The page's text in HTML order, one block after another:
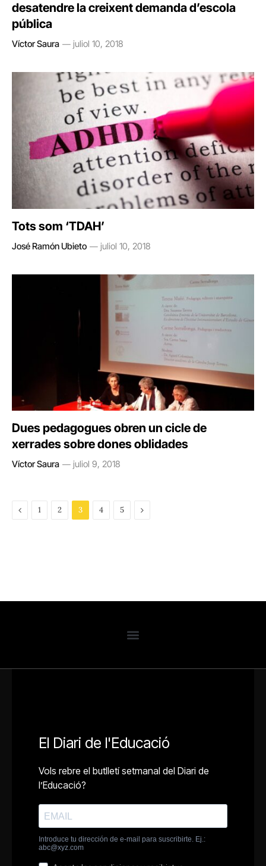
desatendre la creixent demanda d’escola
pública
Víctor Saura juliol 10, 2018
Tots som ‘TDAH’
José Ramón Ubieto juliol 10, 2018
Dues pedagogues obren un cicle de
xerrades sobre dones oblidades
Víctor Saura juliol 9, 2018
Previous
1 2 3 4 5 Next